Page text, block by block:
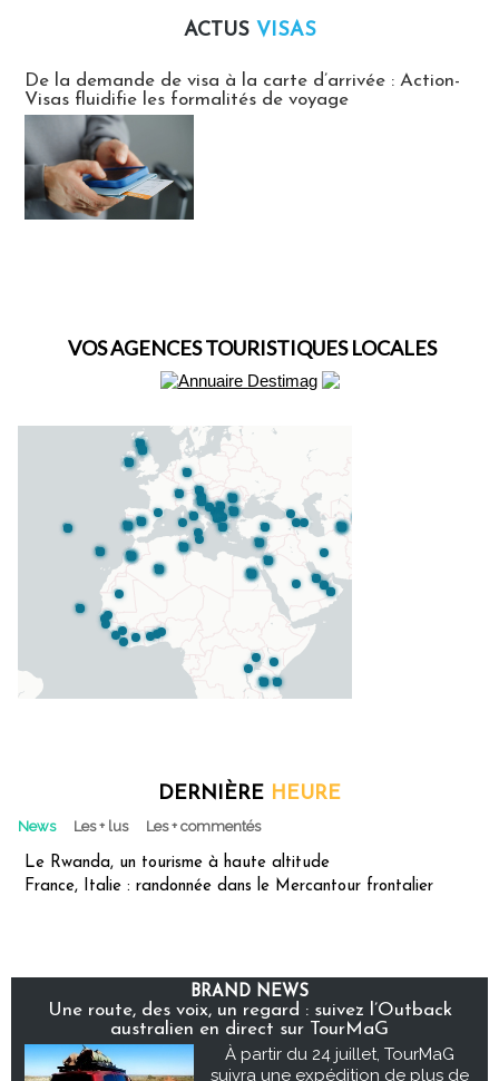
ACTUS VISAS
De la demande de visa à la carte d’arrivée : Action-
Visas fluidifie les formalités de voyage
VOS AGENCES TOURISTIQUES LOCALES
DERNIÈRE HEURE
News Les + lus Les + commentés
Le Rwanda, un tourisme à haute altitude
France, Italie : randonnée dans le Mercantour frontalier
BRAND NEWS
Une route, des voix, un regard : suivez l’Outback
australien en direct sur TourMaG
À partir du 24 juillet, TourMaG
suivra une expédition de plus de